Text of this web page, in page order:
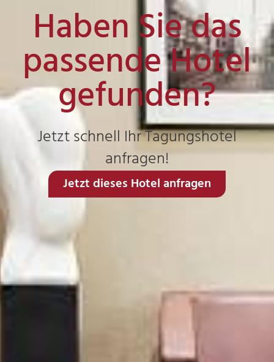
Haben Sie das
passende Hotel
gefunden?
Jetzt schnell Ihr Tagungshotel
anfragen!
Jetzt dieses Hotel anfragen